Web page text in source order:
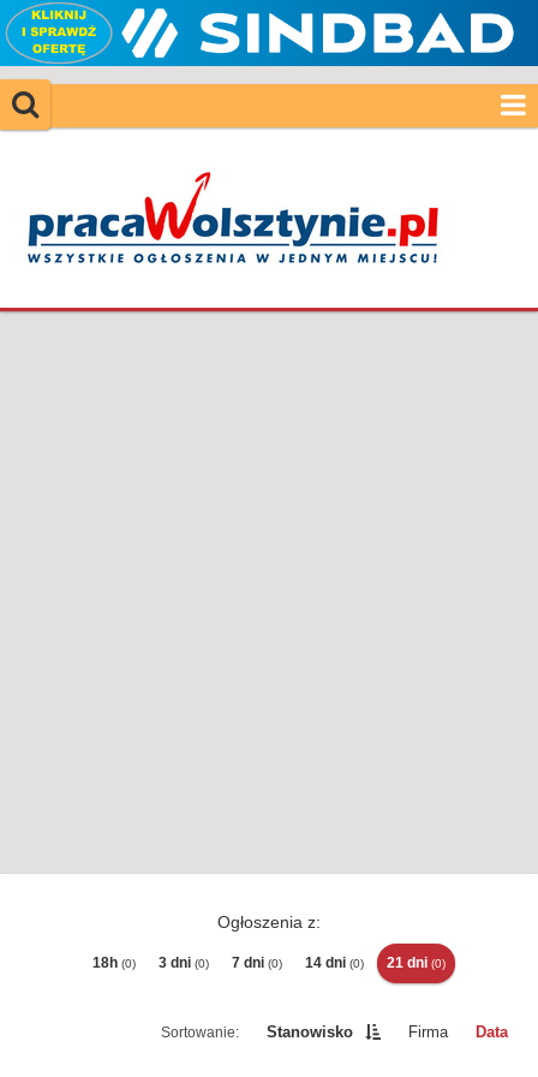
Ogłoszenia z:
18h (0) 3 dni (0) 7 dni (0) 14 dni (0) 21 dni (0)
Stanowisko Firma Data